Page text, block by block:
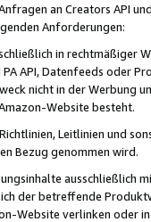
an Creators API
Anforderungen:
in rechtmäßiger
API, Datenfeeds oder
nicht in der Werbung
Website besteht.
Leitlinien und
Bezug genommen wird.
ausschließlich
der betreffende
Website verlinken oder